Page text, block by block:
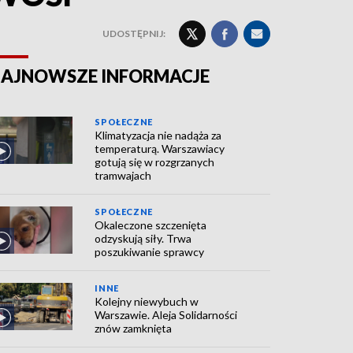
UDOSTĘPNIJ:
INFORMACJE
SPOŁECZNE
Klimatyzacja nie nadąża za
temperaturą. Warszawiacy
gotują się w rozgrzanych
tramwajach
SPOŁECZNE
Okaleczone szczenięta
odzyskują siły. Trwa
poszukiwanie sprawcy
INNE
Kolejny niewybuch w
Warszawie. Aleja Solidarności
znów zamknięta